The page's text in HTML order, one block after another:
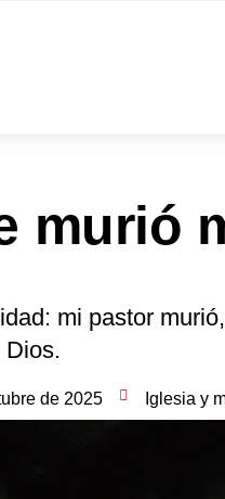
murió
mi pastor
Dios.
de 2025 Iglesia y